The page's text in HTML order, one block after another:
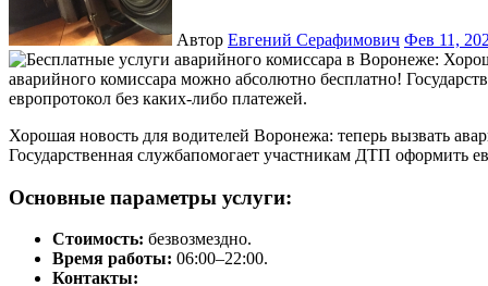
Автор Евгений Серафимович Фев 11,
Хорошая новость для водителей Воронежа: теперь вызвать аварийного комиссара можно абсолютно бесплатно!
Государственная службапомогает участникам ДТП оформить
Основные параметры услуги:
Стоимость: безвозмездно.
Время работы: 06:00–22:00.
Контакты: